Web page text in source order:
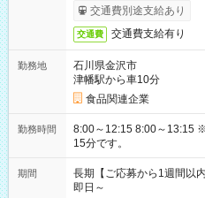
交通費別途支給あり
交通費 交通費支給有り
勤務地
石川県金沢市
津幡駅から車10分
食品関連企業
勤務時間
8:00～12:15 8:00～13:15 ※表記のうち実働4時間15分から5時間
15分です。
期間
長期【ご応募から1週間以
即日～